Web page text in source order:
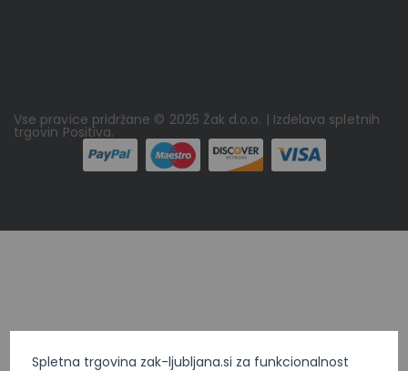
Spletna trgovina zak-ljubljana.si za funkcionalnost
Vse pravice pridržane © 2025 Žak d.o.o. | Izdelava spletnih
trgovin Positiva.